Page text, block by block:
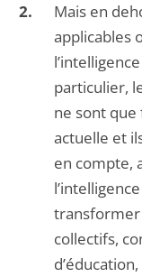
Mais en
applicables
particulier,
ne sont que
actuelle et
en compte,
collectifs,